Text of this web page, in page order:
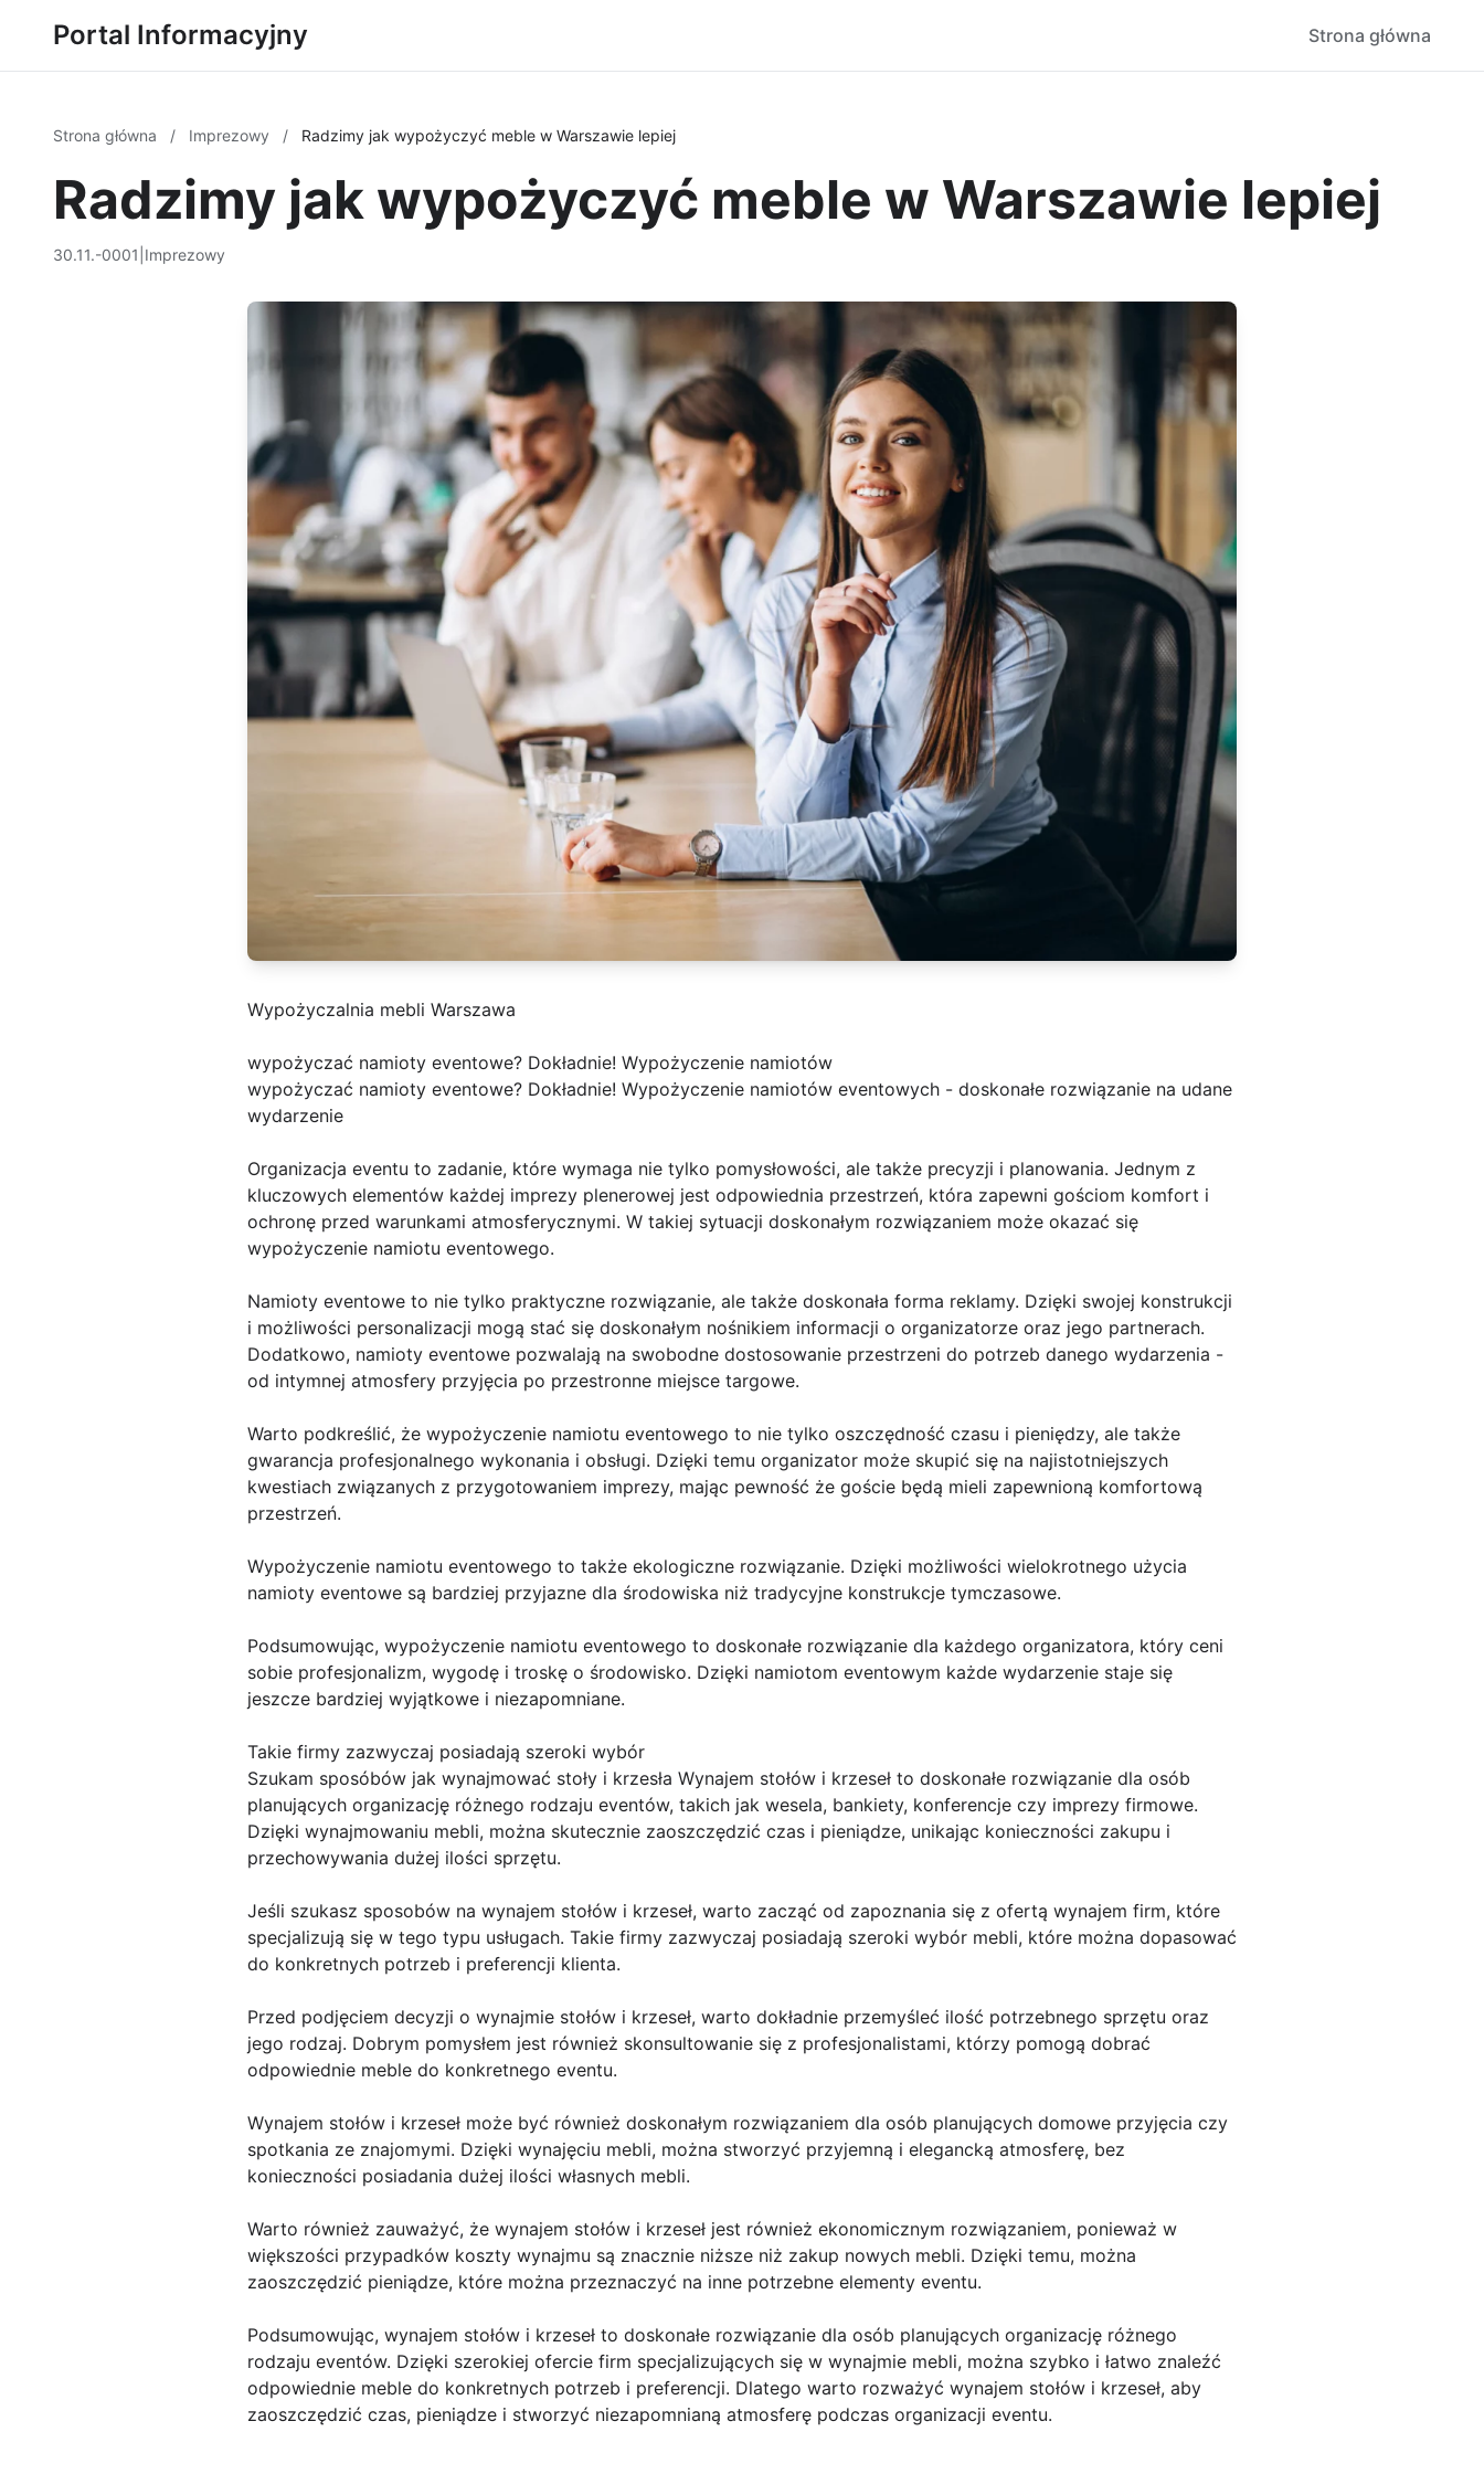
Portal Informacyjny Strona główna
Strona główna / Imprezowy / Radzimy jak wypożyczyć meble w Warszawie lepiej
Radzimy jak wypożyczyć meble w Warszawie lepiej
30.11.-0001 Imprezowy
Wypożyczalnia mebli Warszawa
wypożyczać namioty eventowe? Dokładnie! Wypożyczenie namiotów
wypożyczać namioty eventowe? Dokładnie! Wypożyczenie namiotów eventowych - doskonałe rozwiązanie na udane
wydarzenie
Organizacja eventu to zadanie, które wymaga nie tylko pomysłowości, ale także precyzji i planowania. Jednym z
kluczowych elementów każdej imprezy plenerowej jest odpowiednia przestrzeń, która zapewni gościom komfort i
ochronę przed warunkami atmosferycznymi. W takiej sytuacji doskonałym rozwiązaniem może okazać się
wypożyczenie namiotu eventowego.
Namioty eventowe to nie tylko praktyczne rozwiązanie, ale także doskonała forma reklamy. Dzięki swojej konstrukcji
i możliwości personalizacji mogą stać się doskonałym nośnikiem informacji o organizatorze oraz jego partnerach.
Dodatkowo, namioty eventowe pozwalają na swobodne dostosowanie przestrzeni do potrzeb danego wydarzenia -
od intymnej atmosfery przyjęcia po przestronne miejsce targowe.
Warto podkreślić, że wypożyczenie namiotu eventowego to nie tylko oszczędność czasu i pieniędzy, ale także
gwarancja profesjonalnego wykonania i obsługi. Dzięki temu organizator może skupić się na najistotniejszych
kwestiach związanych z przygotowaniem imprezy, mając pewność że goście będą mieli zapewnioną komfortową
przestrzeń.
Wypożyczenie namiotu eventowego to także ekologiczne rozwiązanie. Dzięki możliwości wielokrotnego użycia
namioty eventowe są bardziej przyjazne dla środowiska niż tradycyjne konstrukcje tymczasowe.
Podsumowując, wypożyczenie namiotu eventowego to doskonałe rozwiązanie dla każdego organizatora, który ceni
sobie profesjonalizm, wygodę i troskę o środowisko. Dzięki namiotom eventowym każde wydarzenie staje się
jeszcze bardziej wyjątkowe i niezapomniane.
Takie firmy zazwyczaj posiadają szeroki wybór
Szukam sposóbów jak wynajmować stoły i krzesła Wynajem stołów i krzeseł to doskonałe rozwiązanie dla osób
planujących organizację różnego rodzaju eventów, takich jak wesela, bankiety, konferencje czy imprezy firmowe.
Dzięki wynajmowaniu mebli, można skutecznie zaoszczędzić czas i pieniądze, unikając konieczności zakupu i
przechowywania dużej ilości sprzętu.
Jeśli szukasz sposobów na wynajem stołów i krzeseł, warto zacząć od zapoznania się z ofertą wynajem firm, które
specjalizują się w tego typu usługach. Takie firmy zazwyczaj posiadają szeroki wybór mebli, które można dopasować
do konkretnych potrzeb i preferencji klienta.
Przed podjęciem decyzji o wynajmie stołów i krzeseł, warto dokładnie przemyśleć ilość potrzebnego sprzętu oraz
jego rodzaj. Dobrym pomysłem jest również skonsultowanie się z profesjonalistami, którzy pomogą dobrać
odpowiednie meble do konkretnego eventu.
Wynajem stołów i krzeseł może być również doskonałym rozwiązaniem dla osób planujących domowe przyjęcia czy
spotkania ze znajomymi. Dzięki wynajęciu mebli, można stworzyć przyjemną i elegancką atmosferę, bez
konieczności posiadania dużej ilości własnych mebli.
Warto również zauważyć, że wynajem stołów i krzeseł jest również ekonomicznym rozwiązaniem, ponieważ w
większości przypadków koszty wynajmu są znacznie niższe niż zakup nowych mebli. Dzięki temu, można
zaoszczędzić pieniądze, które można przeznaczyć na inne potrzebne elementy eventu.
Podsumowując, wynajem stołów i krzeseł to doskonałe rozwiązanie dla osób planujących organizację różnego
rodzaju eventów. Dzięki szerokiej ofercie firm specjalizujących się w wynajmie mebli, można szybko i łatwo znaleźć
odpowiednie meble do konkretnych potrzeb i preferencji. Dlatego warto rozważyć wynajem stołów i krzeseł, aby
zaoszczędzić czas, pieniądze i stworzyć niezapomnianą atmosferę podczas organizacji eventu.